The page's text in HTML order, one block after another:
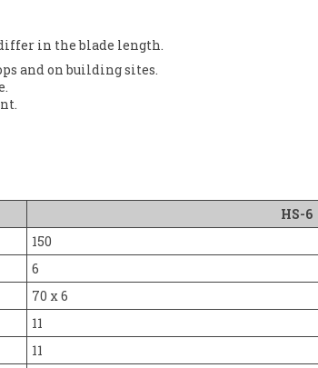
in the blade length.
and on building sites.
HS-6
150
6
70 x 6
11
11